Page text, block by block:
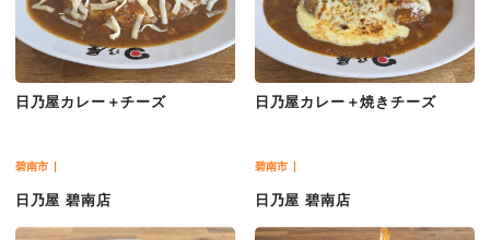
日乃屋カレー＋チーズ 日乃屋カレー＋焼きチーズ
碧南市
日乃屋 碧南店
碧南市
日乃屋 碧南店